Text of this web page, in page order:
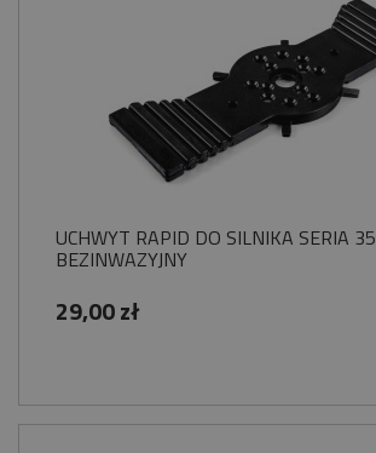
UCHWYT RAPID DO SILNIKA SERIA 35
BEZINWAZYJNY
29,00 zł